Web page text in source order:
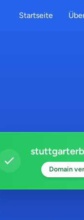
Startseite
Domain